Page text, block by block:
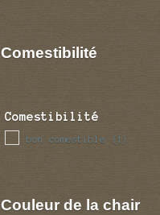
Comestibilité
Comestibilité
bon comestible (1)
Couleur de la chair